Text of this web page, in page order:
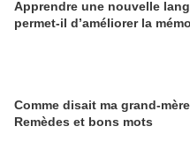
Apprendre une nouvelle
permet-il d’améliorer la
Comme disait ma grand-
Remèdes et bons mots